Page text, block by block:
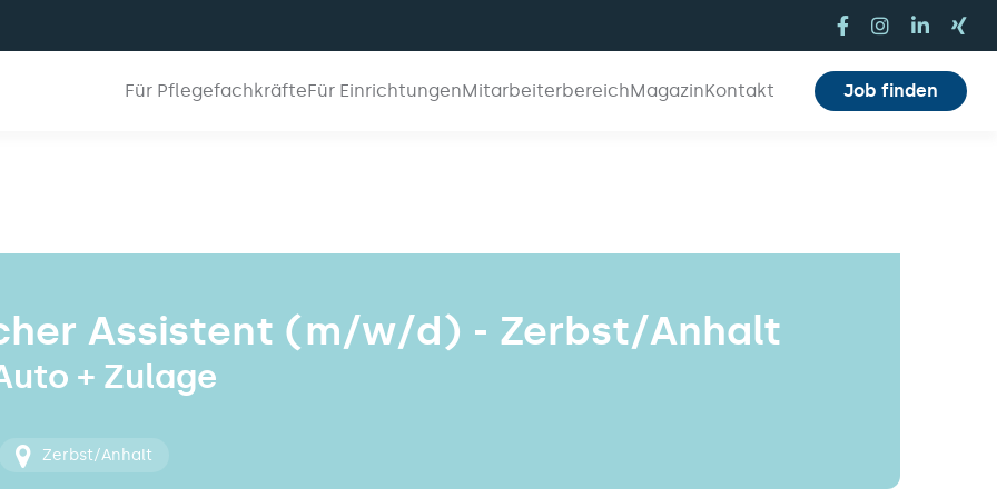
Für PflegefachkräfteFür EinrichtungenMitarbeiterbereichMagazinKontakt Job finden
Assistent (m/w/d) - Zerbst/Anhalt
+ Zulage
Zerbst/Anhalt